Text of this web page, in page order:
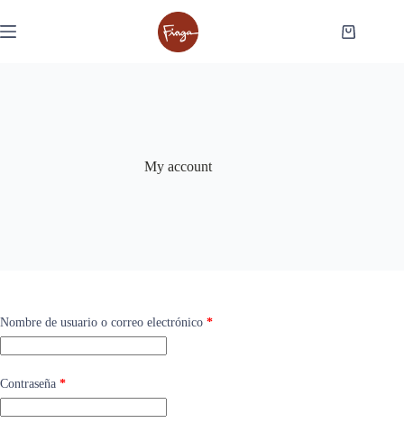
al
contenido
Carro
My account
Nombre de usuario o correo electrónico *Obligatorio
Contraseña *Obligatorio